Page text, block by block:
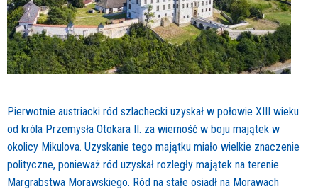
Pierwotnie austriacki ród szlachecki uzyskał w połowie XIII wieku
od króla Przemysła Otokara II. za wierność w boju majątek w
okolicy Mikulova. Uzyskanie tego majątku miało wielkie znaczenie
polityczne, ponieważ ród uzyskał rozległy majątek na terenie
Margrabstwa Morawskiego. Ród na stałe osiadł na Morawach